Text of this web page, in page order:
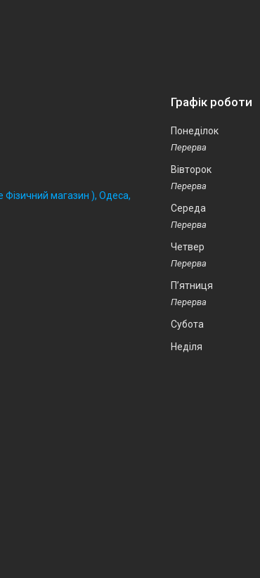
магазин ), Одеса,
Графік роботи
Понеділок
Вівторок
Середа
Четвер
Пʼятниця
Субота
Неділя